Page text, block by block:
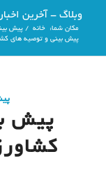
وبلاگ - آخرین اخبار
مکان شما: خانه / پیش
پیش بینی و توصیه های کشاورزی (9
پیش
کشاورزی (9